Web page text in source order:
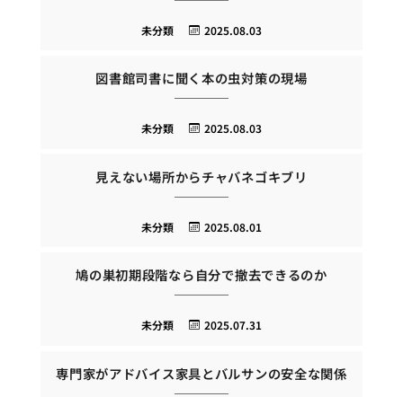
2025.08.03
未分類
図書館司書に聞く本の虫対策の現場
2025.08.03
未分類
見えない場所からチャバネゴキブリ
2025.08.01
未分類
鳩の巣初期段階なら自分で撤去できるのか
2025.07.31
未分類
専門家がアドバイス家具とバルサンの安全な関係